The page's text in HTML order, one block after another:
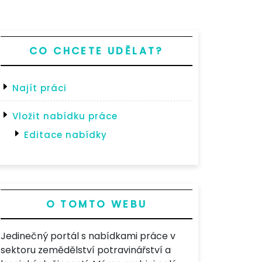
CO CHCETE UDĚLAT?
Najít práci
Vložit nabídku práce
Editace nabídky
O TOMTO WEBU
Jedinečný portál s nabídkami práce v
sektoru zemědělství potravinářství a